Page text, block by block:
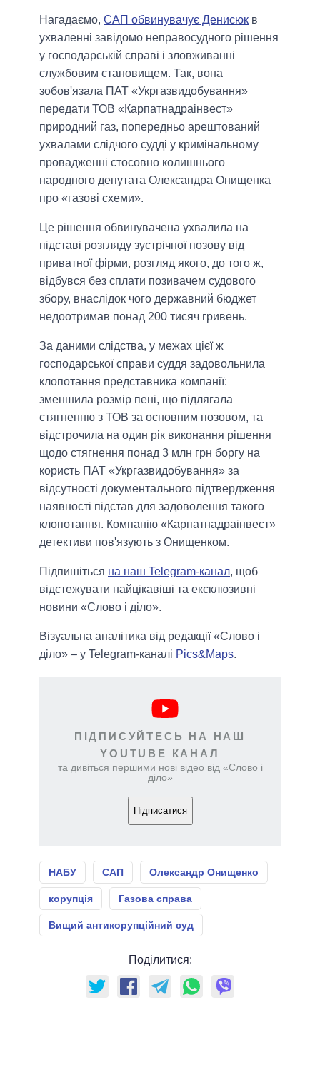
Нагадаємо, САП обвинувачує Денисюк в
ухваленні завідомо неправосудного рішення
у господарській справі і зловживанні
службовим становищем. Так, вона
зобов'язала ПАТ «Укргазвидобування»
передати ТОВ «Карпатнадраінвест»
природний газ, попередньо арештований
ухвалами слідчого судді у кримінальному
провадженні стосовно колишнього
народного депутата Олександра Онищенка
про «газові схеми».
Це рішення обвинувачена ухвалила на
підставі розгляду зустрічної позову від
приватної фірми, розгляд якого, до того ж,
відбувся без сплати позивачем судового
збору, внаслідок чого державний бюджет
недоотримав понад 200 тисяч гривень.
За даними слідства, у межах цієї ж
господарської справи суддя задовольнила
клопотання представника компанії:
зменшила розмір пені, що підлягала
стягненню з ТОВ за основним позовом, та
відстрочила на один рік виконання рішення
щодо стягнення понад 3 млн грн боргу на
користь ПАТ «Укргазвидобування» за
відсутності документального підтвердження
наявності підстав для задоволення такого
клопотання. Компанію «Карпатнадраінвест»
детективи пов'язують з Онищенком.
Підпишіться на наш Telegram-канал, щоб
відстежувати найцікавіші та ексклюзивні
новини «Слово і діло».
Візуальна аналітика від редакції «Слово і
діло» – у Telegram-каналі Pics&Maps.
ПІДПИСУЙТЕСЬ НА НАШ
YOUTUBE КАНАЛ
та дивіться першими нові відео від «Слово і
діло»
Підписатися
НАБУ САП Олександр Онищенко
корупція Газова справа
Вищий антикорупційний суд
Поділитися: